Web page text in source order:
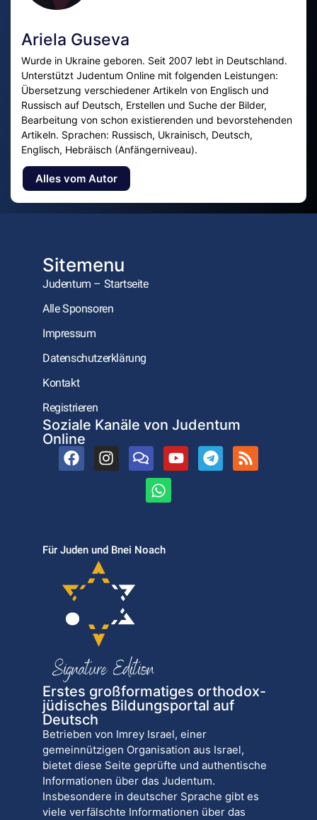
Ariela Guseva
Wurde in Ukraine geboren. Seit 2007 lebt in Deutschland.
Unterstützt Judentum Online mit folgenden Leistungen:
Übersetzung verschiedener Artikeln von Englisch und
Russisch auf Deutsch, Erstellen und Suche der Bilder,
Bearbeitung von schon existierenden und bevorstehenden
Artikeln. Sprachen: Russisch, Ukrainisch, Deutsch,
Englisch, Hebräisch (Anfängerniveau).
Alles vom Autor
Sitemenu
Judentum – Startseite
Alle Sponsoren
Impressum
Datenschutzerklärung
Kontakt
Registrieren
Soziale Kanäle von Judentum
Online
Für Juden und Bnei Noach
Erstes großformatiges orthodox-
jüdisches Bildungsportal auf
Deutsch
Betrieben von Imrey Israel, einer
gemeinnützigen Organisation aus Israel,
bietet diese Seite geprüfte und authentische
Informationen über das Judentum.
Insbesondere in deutscher Sprache gibt es
viele verfälschte Informationen über das